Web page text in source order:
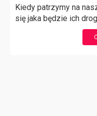
Kiedy patrzymy na
się jaka będzie ich